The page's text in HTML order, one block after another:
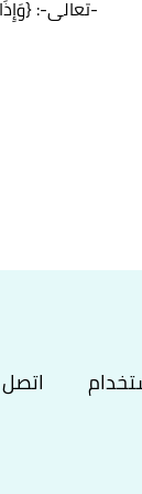
-تعالى-:
اتصل